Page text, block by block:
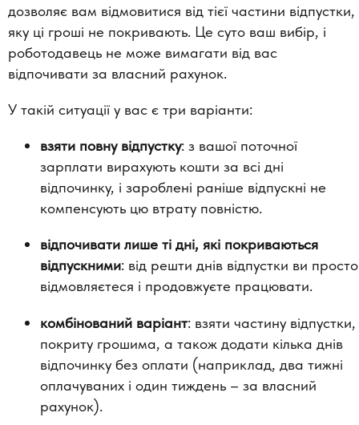
дозволяє вам відмовитися від тієї частини відпустки,
яку ці гроші не покривають. Це суто ваш вибір, і
роботодавець не може вимагати від вас
відпочивати за власний рахунок.
У такій ситуації у вас є три варіанти:
взяти повну відпустку: з вашої поточної
зарплати вирахують кошти за всі дні
відпочинку, і зароблені раніше відпускні не
компенсують цю втрату повністю.
відпочивати лише ті дні, які покриваються
відпускними: від решти днів відпустки ви просто
відмовляєтеся і продовжуєте працювати.
комбінований варіант: взяти частину відпустки,
покриту грошима, а також додати кілька днів
відпочинку без оплати (наприклад, два тижні
оплачуваних і один тиждень – за власний
рахунок).